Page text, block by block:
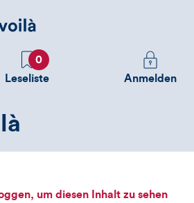
Favoriten
0
Leseliste
Melden
Sie
sehen
Anmelden
um diesen Inhalt zu sehen